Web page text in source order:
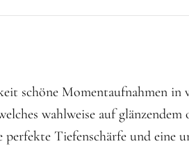
schöne Momentaufnahmen in
wahlweise auf
Tiefenschärfe und eine